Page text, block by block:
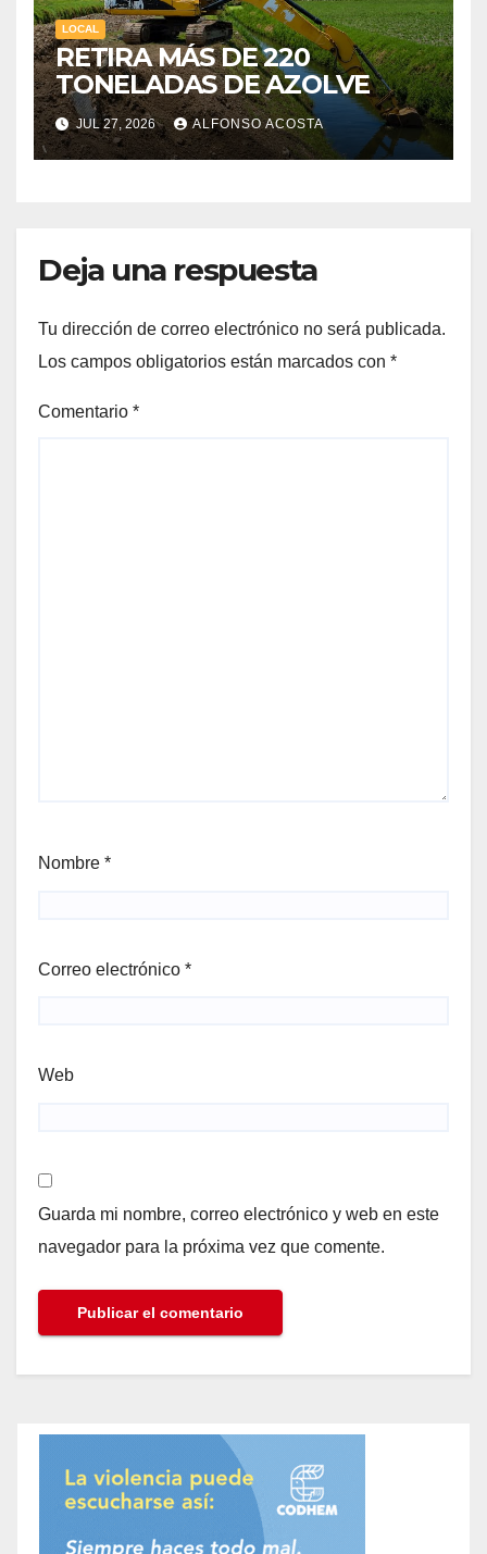
LOCAL
RETIRA MÁS DE 220
TONELADAS DE AZOLVE
JUL 27, 2026 ALFONSO ACOSTA
Deja una respuesta
Tu dirección de correo electrónico no será publicada.
Los campos obligatorios están marcados con *
Comentario *
Nombre *
Correo electrónico *
Web
Guarda mi nombre, correo electrónico y web en este
navegador para la próxima vez que comente.